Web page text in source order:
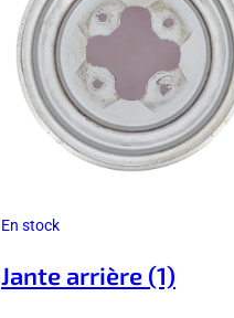
En stock
Jante arrière (1)